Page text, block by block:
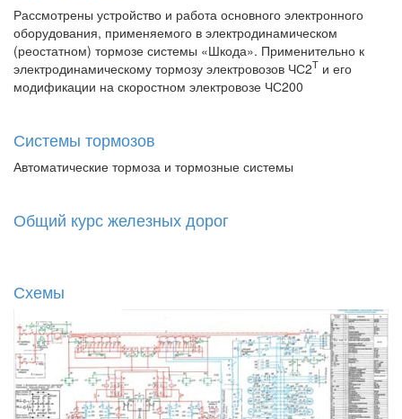
Рассмотрены устройство и работа основного электронного
оборудования, применяемого в электродинамическом
(реостатном) тормозе системы «Шкода». Применительно к
электродинамическому тормозу электровозов ЧС2Т и его
модификации на скоростном электровозе ЧС200
Системы тормозов
Автоматические тормоза и тормозные системы
Общий курс железных дорог
Схемы